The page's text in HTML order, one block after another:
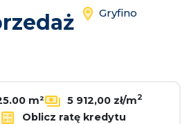
Gryfino
m² 5 912,00 zł/m2
Oblicz ratę kredytu